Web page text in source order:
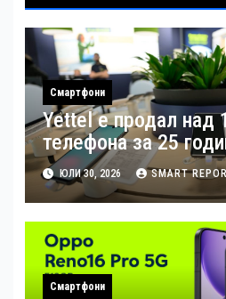
Смартфони
Yettel е продал над
телефона за 25
ЮЛИ 30, 2026 SMART
Смартфони